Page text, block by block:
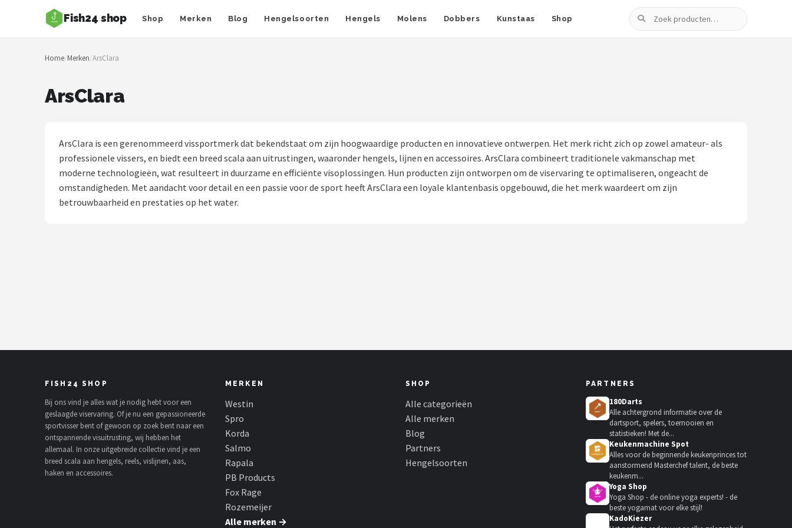
Fish24 shop Shop Merken Blog Hengelsoorten Hengels Molens Dobbers Kunstaas Shop
Zoeken
Zoeken
NAVIGATIE
Hengelsoorten
Hengels
Korda
Salmo
Rapala
Home/Merken/ArsClara
ArsClara
ArsClara is een gerenommeerd vissportmerk dat bekendstaat om zijn hoogwaardige producten en innovatieve ontwerpen. Het merk richt zich op zowel amateur- als
professionele vissers, en biedt een breed scala aan uitrustingen, waaronder hengels, lijnen en accessoires. ArsClara combineert traditionele vakmanschap met
moderne technologieën, wat resulteert in duurzame en efficiënte visoplossingen. Hun producten zijn ontworpen om de viservaring te optimaliseren, ongeacht de
omstandigheden. Met aandacht voor detail en een passie voor de sport heeft ArsClara een loyale klantenbasis opgebouwd, die het merk waardeert om zijn
betrouwbaarheid en prestaties op het water.
FISH24 SHOP
Bij ons vind je alles wat je nodig hebt voor een
geslaagde viservaring. Of je nu een gepassioneerde
sportvisser bent of gewoon op zoek bent naar een
ontspannende visuitrusting, wij hebben het
allemaal. In onze uitgebreide collectie vind je een
breed scala aan hengels, reels, vislijnen, aas,
haken en accessoires.
MERKEN
Westin
Spro
Korda
Salmo
Rapala
PB Products
Fox Rage
Rozemeijer
Alle merken →
SHOP
Alle categorieën
Alle merken
Blog
Partners
Hengelsoorten
PARTNERS
180Darts
Alle achtergrond informatie over de
dartsport, spelers, toernooien en
statistieken! Met de...
Keukenmachine Spot
Alles voor de beginnende keukenprinces tot
aanstormend Masterchef talent, de beste
keukenm...
Yoga Shop
Yoga Shop - de online yoga experts! - de
beste yogamat voor elke stijl!
KadoKiezer